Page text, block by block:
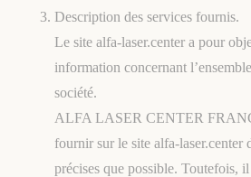
Description des services fournis.
Le site alfa-laser.center a pour
information concernant
société.
ALFA LASER CENTER
fournir sur le site alfa-laser.center
précises que possible. Toutefois,